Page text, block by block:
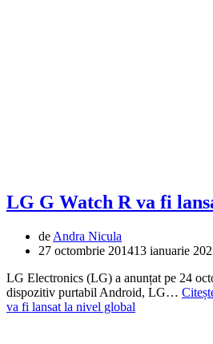
LG G Watch R va fi
de Andra Nicula
27 octombrie 201413 ianuarie
LG Electronics (LG) a anunțat pe 24
dispozitiv purtabil Android, LG…
va fi lansat la nivel global